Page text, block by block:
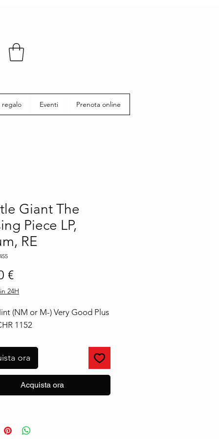
regalo Eventi Prenota online
Giant The
Piece LP,
RE
€Prezzo
24H
(NM or M-) Very Good Plus
1152
ora
Acquista ora